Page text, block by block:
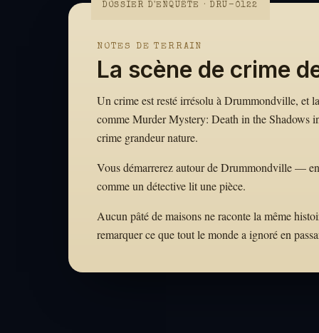
DOSSIER D'ENQUÊTE · DRU-0122
NOTES DE TERRAIN
La scène de crime
Un crime est resté irrésolu à Drummondville, et
comme Murder Mystery: Death in the Shadows
crime grandeur nature.
Vous démarrerez autour de Drummondville —
comme un détective lit une pièce.
Aucun pâté de maisons ne raconte la même
remarquer ce que tout le monde a ignoré en